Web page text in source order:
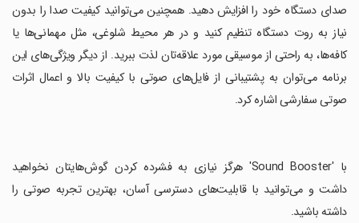
صدای دستگاه خود را افزایش دهید. همچنین می‌توانید کیفیت صدا را بدون
نیاز به روت دستگاه تنظیم کنید و در هر محیط شلوغی، مثل مهمانی‌ها یا
کافه‌ها، به راحتی از موسیقی مورد علاقه‌تان لذت ببرید. از دیگر ویژگی‌های این
برنامه می‌توان به پشتیبانی از فایل‌های صوتی با کیفیت بالا و اعمال اثرات
صوتی سفارشی اشاره کرد.
‏با 'Sound Booster' هرگز نیازی به فشرده کردن گوش‌هایتان نخواهید
داشت و می‌توانید با قابلیت‌های دسترسی آسان، بهترین تجربه صوتی را
داشته باشید.